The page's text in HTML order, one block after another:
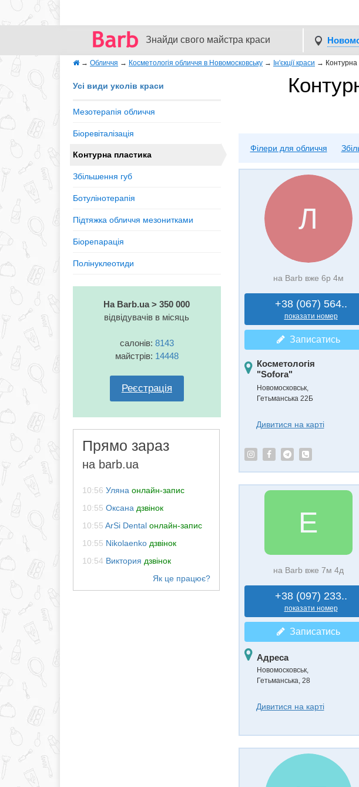
Знайди свого майстра краси
→ Обличчя → Косметологія обличчя в Новомосковську → Ін'єкції краси → Контурна
Філери для обличчя
Усі види уколів краси
Мезотерапія обличчя
Біоревіталізація
Контурна пластика
Збільшення губ
Ботулінотерапія
Підтяжка обличчя мезонитками
Біорепарація
Полінуклеотиди
На Barb.ua > 350 000
відвідувачів в місяць
салонів: 8143
майстрів: 14448
Реєстрація
Прямо зараз
на barb.ua
10:56 Уляна онлайн-запис
10:55 Оксана дзвінок
10:55 ArSi Dental онлайн-запис
10:55 Nikolaenko дзвінок
10:54 Виктория дзвінок
Л
на Barb вже 6р 4м
+38 (067) 564..
показати номер
Записатись
Косметологія
"Sofora"
Новомосковськ,
Гетьманська 22Б
Дивитися на карті
E
на Barb вже 7м 4д
+38 (097) 233..
показати номер
Записатись
Адреса
Новомосковськ,
Гетьманська, 28
Дивитися на карті